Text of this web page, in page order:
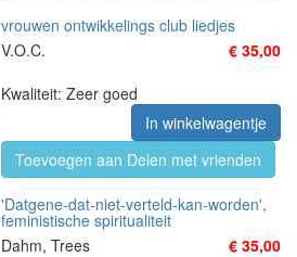
vrouwen ontwikkelings club liedjes
V.O.C.
€ 35,00
Kwaliteit: Zeer goed
In winkelwagentje
Toevoegen aan Delen met vrienden
'Datgene-dat-niet-verteld-kan-worden',
feministische spiritualiteit
Dahm, Trees
€ 35,00